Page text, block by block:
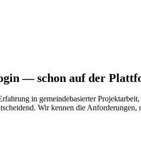
— schon auf der
in gemeindebasierter
Wir kennen die